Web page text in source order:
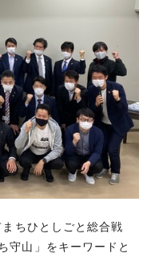
ちひとしごと総合戦
守山」をキーワードと